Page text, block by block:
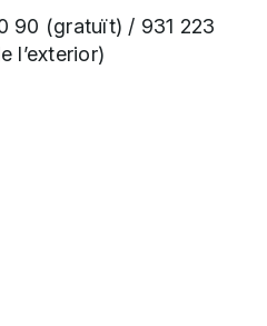
90 (gratuït) / 931 223
l’exterior)